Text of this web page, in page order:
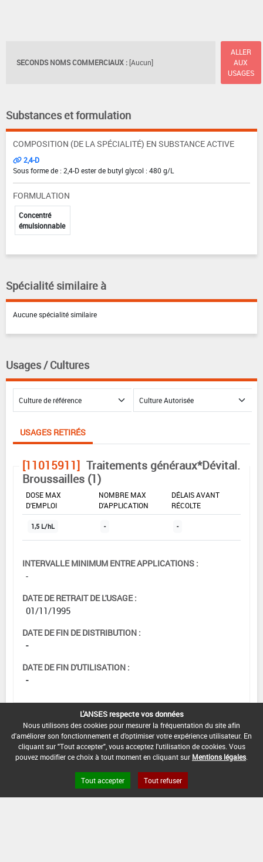
SECONDS NOMS COMMERCIAUX : [Aucun]
ALLER
AUX
USAGES
Substances et formulation
COMPOSITION (DE LA SPÉCIALITÉ) EN SUBSTANCE ACTIVE
2,4-D
Sous forme de : 2,4-D ester de butyl glycol : 480 g/L
FORMULATION
Concentré
émulsionnable
Spécialité similaire à
Aucune spécialité similaire
Usages / Cultures
USAGES RETIRÉS
[11015911] Traitements généraux*Dévital.
Broussailles (1)
DOSE MAX
D'EMPLOI
NOMBRE MAX
D'APPLICATION
DÉLAIS AVANT
RÉCOLTE
1,5 L/hL - -
INTERVALLE MINIMUM ENTRE APPLICATIONS :
-
DATE DE RETRAIT DE L'USAGE :
01/11/1995
DATE DE FIN DE DISTRIBUTION :
-
DATE DE FIN D'UTILISATION :
-
L'ANSES respecte vos données
Nous utilisons des cookies pour mesurer la fréquentation du site afin
d'améliorer son fonctionnement et d'optimiser votre expérience utilisateur. En
cliquant sur "Tout accepter", vous acceptez l'utilisation de cookies. Vous
pouvez modifier ce choix à tout moment en cliquant sur Mentions légales
Tout accepter Tout refuser